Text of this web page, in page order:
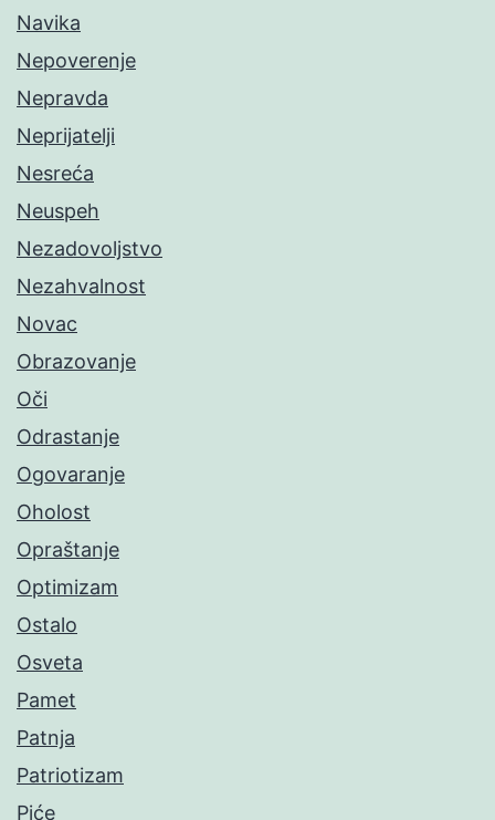
Navika
Nepoverenje
Nepravda
Neprijatelji
Nesreća
Neuspeh
Nezadovoljstvo
Nezahvalnost
Novac
Obrazovanje
Oči
Odrastanje
Ogovaranje
Oholost
Opraštanje
Optimizam
Ostalo
Osveta
Pamet
Patnja
Patriotizam
Piće